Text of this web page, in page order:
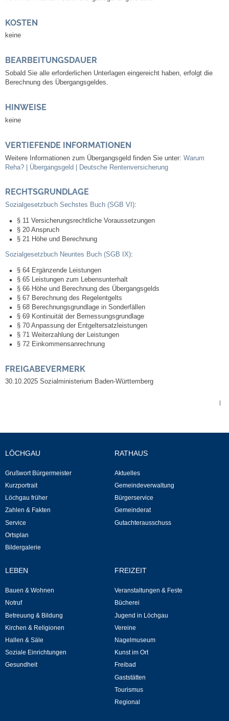
Freizeit
Veranstaltungskalender
Hasenropferfest
Veranstaltungen
Skating-/Streetballanlage
Jugendhaus
Vereine
Selbsteintrag
Nagelmuseum
Kunst im Ort
Dorfrundgang
Regional
Gewerbe
Firmen
Selbsteintrag
KOSTEN
keine
BEARBEITUNGSDAUER
Sobald Sie alle erforderlichen Unterlagen eingereicht haben, erfolgt die
Berechnung des Übergangsgeldes.
HINWEISE
keine
VERTIEFENDE INFORMATIONEN
Weitere Informationen zum Übergangsgeld finden Sie unter: Warum
Reha? | Übergangsgeld | Deutsche Rentenversicherung
RECHTSGRUNDLAGE
Sozialgesetzbuch Sechstes Buch (SGB VI):
§ 11 Versicherungsrechtliche Voraussetzungen
§ 20 Anspruch
§ 21 Höhe und Berechnung
Sozialgesetzbuch Neuntes Buch (SGB IX):
§ 64 Ergänzende Leistungen
§ 65 Leistungen zum Lebensunterhalt
§ 66 Höhe und Berechnung des Übergangsgelds
§ 67 Berechnung des Regelentgelts
§ 68 Berechnungsgrundlage in Sonderfällen
§ 69 Kontinuität der Bemessungsgrundlage
§ 70 Anpassung der Entgeltersatzleistungen
§ 71 Weiterzahlung der Leistungen
§ 72 Einkommensanrechnung
FREIGABEVERMERK
30.10.2025 Sozialministerium Baden-Württemberg
|
LÖCHGAU
Grußwort Bürgermeister
Kurzportrait
Löchgau früher
Zahlen & Fakten
Service
Ortsplan
Bildergalerie
RATHAUS
Aktuelles
Gemeindeverwaltung
Bürgerservice
Gemeinderat
Gutachterausschuss
LEBEN
Bauen & Wohnen
Notruf
Betreuung & Bildung
Kirchen & Religionen
Hallen & Säle
Soziale Einrichtungen
Gesundheit
FREIZEIT
Veranstaltungen & Feste
Bücherei
Jugend in Löchgau
Vereine
Nagelmuseum
Kunst im Ort
Freibad
Gaststätten
Tourismus
Regional